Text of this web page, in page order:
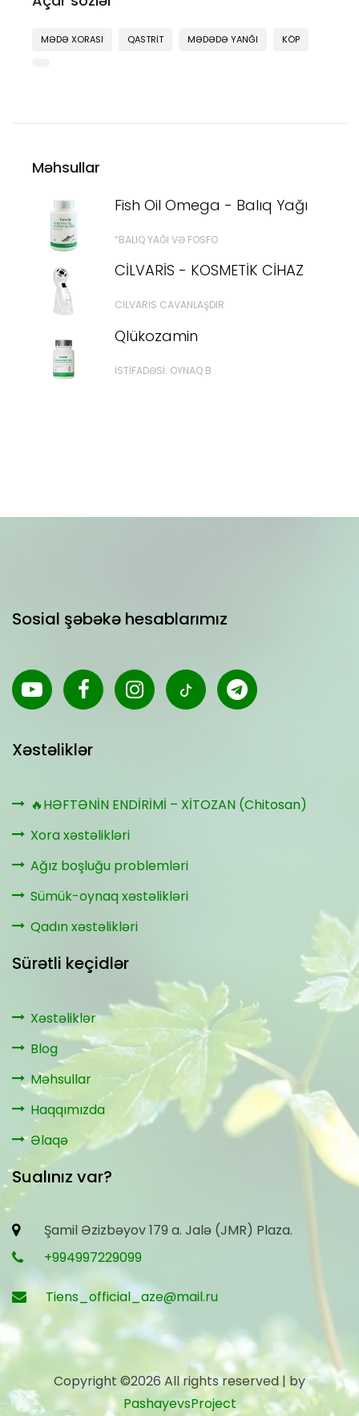
MƏDƏ XORASI QASTRIT MƏDƏDƏ YANĞI KÖP
Məhsullar
Fish Oil Omega - Balıq Yağı
“BALIQ YAĞI VƏ FOSFO
CİLVARİS - KOSMETİK CİHAZ
CILVARIS CAVANLAŞDIR
Qlükozamin
İSTİFADƏSİ: OYNAQ B
Sosial şəbəkə hesablarımız
Xəstəliklər
🔥HƏFTƏNİN ENDİRİMİ – XİTOZAN (Chitosan)
Xora xəstəlikləri
Ağız boşluğu problemləri
Sümük-oynaq xəstəlikləri
Qadın xəstəlikləri
Sürətli keçidlər
Xəstəliklər
Blog
Məhsullar
Haqqımızda
Əlaqə
Sualınız var?
Şamil Əzizbəyov 179 a. Jalə (JMR) Plaza.
+994997229099
Tiens_official_aze@mail.ru
Copyright ©2026 All rights reserved | by
PashayevsProject